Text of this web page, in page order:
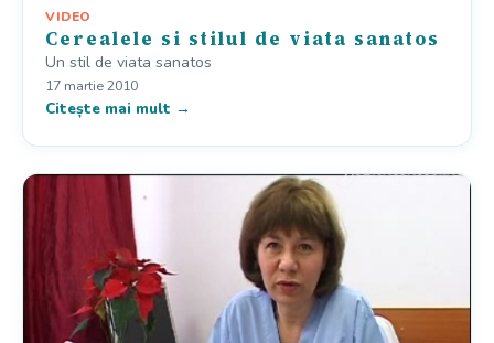
VIDEO
Cerealele si stilul de viata sanatos
Un stil de viata sanatos
17 martie 2010
Citește mai mult →